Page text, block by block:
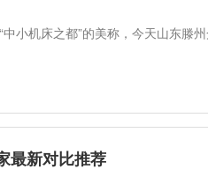
小机床之都”的美称，今天山东
最新对比推荐